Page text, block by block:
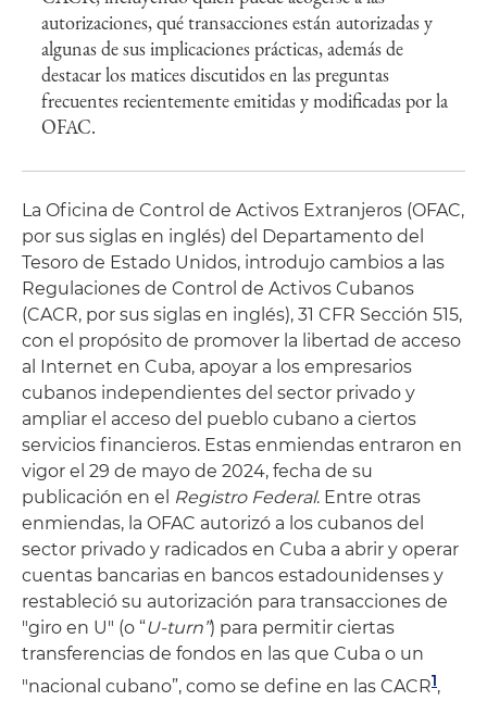
autorizaciones, qué transacciones están autorizadas y
algunas de sus implicaciones prácticas, además de
destacar los matices discutidos en las preguntas
frecuentes recientemente emitidas y modificadas por la
OFAC.
La Oficina de Control de Activos Extranjeros (OFAC,
por sus siglas en inglés) del Departamento del
Tesoro de Estado Unidos, introdujo cambios a las
Regulaciones de Control de Activos Cubanos
(CACR, por sus siglas en inglés), 31 CFR Sección 515,
con el propósito de promover la libertad de acceso
al Internet en Cuba, apoyar a los empresarios
cubanos independientes del sector privado y
ampliar el acceso del pueblo cubano a ciertos
servicios financieros. Estas enmiendas entraron en
vigor el 29 de mayo de 2024, fecha de su
publicación en el Registro Federal. Entre otras
enmiendas, la OFAC autorizó a los cubanos del
sector privado y radicados en Cuba a abrir y operar
cuentas bancarias en bancos estadounidenses y
restableció su autorización para transacciones de
"giro en U" (o “U-turn”) para permitir ciertas
transferencias de fondos en las que Cuba o un
"nacional cubano”, como se define en las CACR1,